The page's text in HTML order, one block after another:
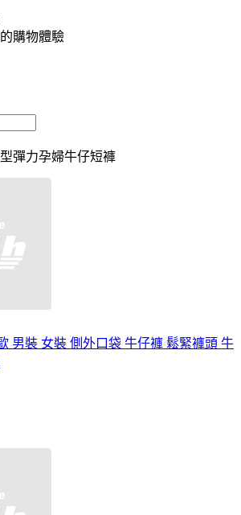
購物體驗
彈力孕婦牛仔短褲
男裝 女裝 側外口袋 牛仔褲 鬆緊褲頭 牛